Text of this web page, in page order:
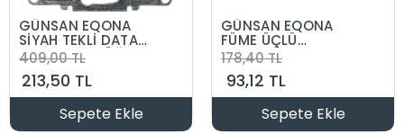
GÜNSAN EQONA
SİYAH TEKLİ DATA
CAT6 PRİZ DÜĞME
MEKANİZMA
409,00 TL
213,50 TL
Sepete Ekle
GÜNSAN EQONA
FÜME ÜÇLÜ
ÇERÇEVE
178,40 TL
93,12 TL
Sepete Ekle